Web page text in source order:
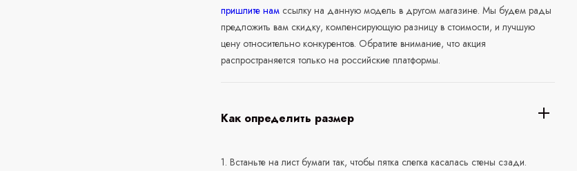
пришлите нам ссылку на данную модель в другом магазине. Мы будем рады
предложить вам скидку, компенсирующую разницу в стоимости, и лучшую
цену относительно конкурентов. Обратите внимание, что акция
распространяется только на российские платформы.
Как определить размер
1. Встаньте на лист бумаги так, чтобы пятка слегка касалась стены сзади.